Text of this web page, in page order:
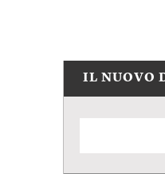
IL NUOVO